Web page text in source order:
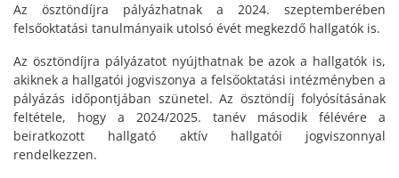
Az ösztöndíjra pályázhatnak a 2024. szeptemberében
felsőoktatási tanulmányaik utolsó évét megkezdő hallgatók is.
Az ösztöndíjra pályázatot nyújthatnak be azok a hallgatók is,
akiknek a hallgatói jogviszonya a felsőoktatási intézményben a
pályázás időpontjában szünetel. Az ösztöndíj folyósításának
feltétele, hogy a 2024/2025. tanév második félévére a
beiratkozott hallgató aktív hallgatói jogviszonnyal
rendelkezzen.